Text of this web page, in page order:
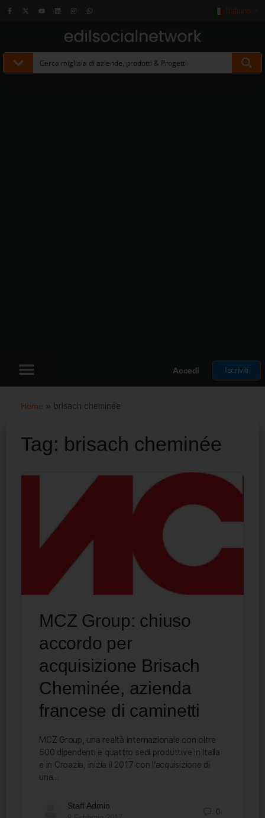
Italiano
Accedi Iscriviti
Home » brisach cheminée
Tag: brisach cheminée
MCZ Group: chiuso
accordo per
acquisizione Brisach
Cheminée, azienda
francese di caminetti
MCZ Group, una realtà internazionale con oltre
500 dipendenti e quattro sedi produttive in Italia
e in Croazia, inizia il 2017 con l’acquisizione di
una…
Staff Admin
0